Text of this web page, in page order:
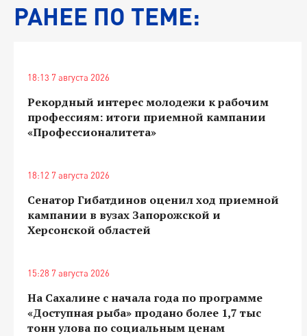
РАНЕЕ ПО ТЕМЕ:
18:13 7 августа 2026
Рекордный интерес молодежи к рабочим
профессиям: итоги приемной кампании
«Профессионалитета»
18:12 7 августа 2026
Сенатор Гибатдинов оценил ход приемной
кампании в вузах Запорожской и
Херсонской областей
15:28 7 августа 2026
На Сахалине с начала года по программе
«Доступная рыба» продано более 1,7 тыс
тонн улова по социальным ценам